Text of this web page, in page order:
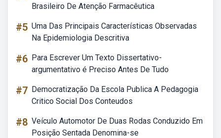
Brasileiro De Atenção Farmacêutica
#5 Uma Das Principais Características Observadas
Na Epidemiologia Descritiva
#6 Para Escrever Um Texto Dissertativo-
argumentativo é Preciso Antes De Tudo
#7 Democratização Da Escola Publica A Pedagogia
Critico Social Dos Conteudos
#8 Veículo Automotor De Duas Rodas Conduzido Em
Posição Sentada Denomina-se